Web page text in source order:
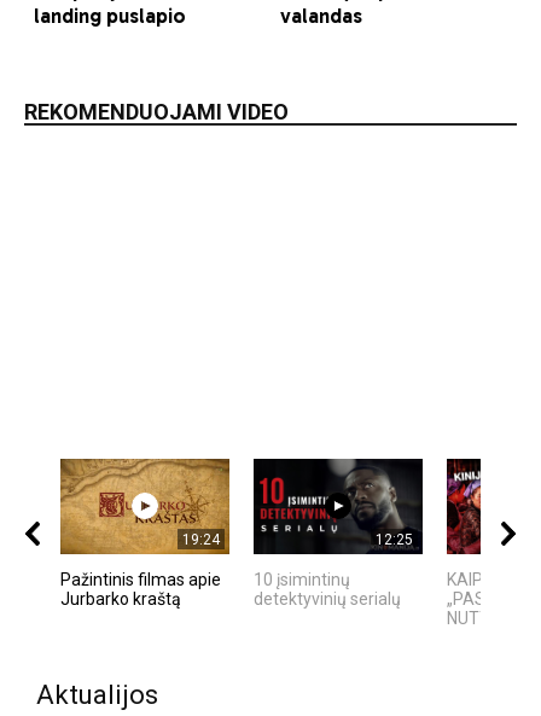
REKOMENDUOJAMI VIDEO
19:24
Pažintinis filmas apie
Jurbarko kraštą
12:25
10 įsimintinų
detektyvinių serialų
KAIP
„PASAULIO
NUTYLĖTA
Aktualijos